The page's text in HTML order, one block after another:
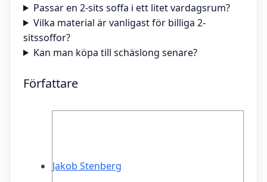
Passar en 2-sits soffa i ett litet vardagsrum?
Vilka material är vanligast för billiga 2-
sitssoffor?
Kan man köpa till schäslong senare?
Författare
Jakob Stenberg